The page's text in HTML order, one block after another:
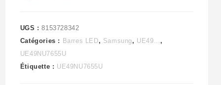
UGS :8153728342
Catégories : Barres LED, Samsung, UE49...,
UE49NU7655U
Étiquette : UE49NU7655U